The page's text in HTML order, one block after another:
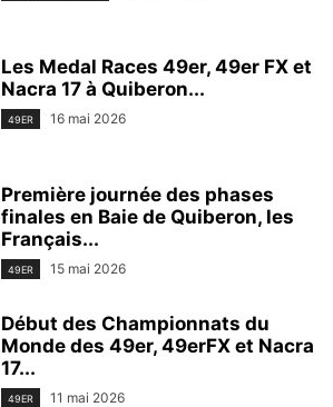
Les Medal Races 49er, 49er FX et
Nacra 17 à Quiberon...
49ER 16 mai 2026
Première journée des phases
finales en Baie de Quiberon, les
Français...
49ER 15 mai 2026
Début des Championnats du
Monde des 49er, 49erFX et Nacra
17...
49ER 11 mai 2026